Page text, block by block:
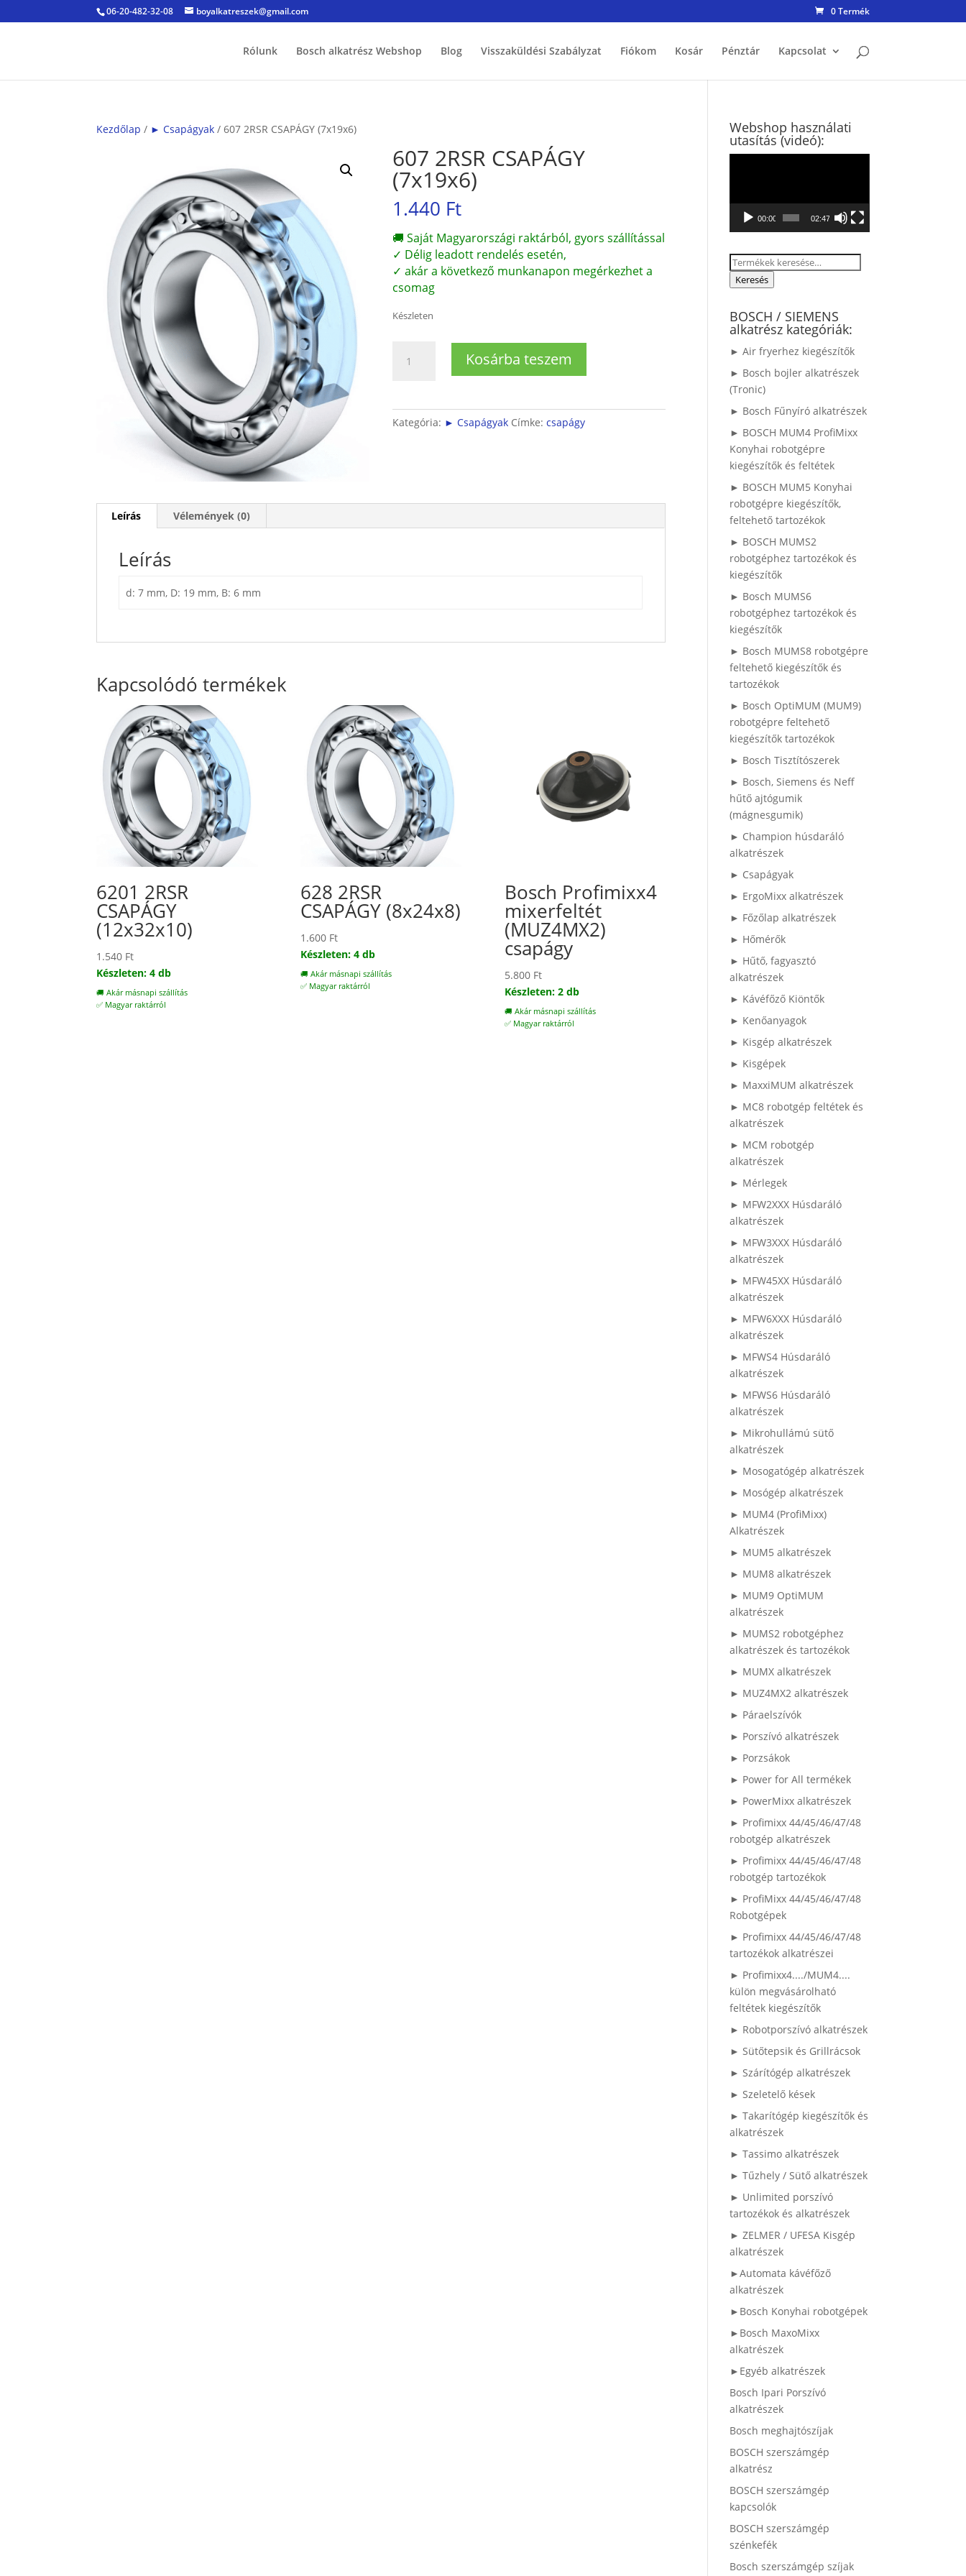
06-20-482-32-08 boyalkatreszek@gmail.com 0 Termék
Rólunk Bosch alkatrész Webshop Blog Visszaküldési Szabályzat Fiókom Kosár Pénztár Kapcsolat
Kezdőlap / ► Csapágyak / 607 2RSR CSAPÁGY (7x19x6)
607 2RSR CSAPÁGY
(7x19x6)
1.440 Ft
🚚 Saját Magyarországi raktárból, gyors szállítással
✓ Délig leadott rendelés esetén,
✓ akár a következő munkanapon megérkezhet a
csomag
Készleten
2RSR
mennyiség
Kosárba teszem
Kategória: ► Csapágyak Címke:csapágy
Leírás Vélemények (0)
Leírás
d: 7 mm, D: 19 mm, B: 6 mm
Kapcsolódó termékek
6201 2RSR
CSAPÁGY
(12x32x10)
1.540 Ft
Készleten: 4 db
🚚 Akár másnapi szállítás
✅ Magyar raktárról
628 2RSR
CSAPÁGY (8x24x8)
1.600 Ft
Készleten: 4 db
🚚 Akár másnapi szállítás
✅ Magyar raktárról
Bosch Profimixx4
mixerfeltét
(MUZ4MX2)
csapágy
5.800 Ft
Készleten: 2 db
🚚 Akár másnapi szállítás
✅ Magyar raktárról
Webshop használati
utasítás (videó):
00:00 02:47
Keresés
Keresés
BOSCH / SIEMENS
alkatrész kategóriák:
► Air fryerhez kiegészítők
► Bosch bojler alkatrészek
(Tronic)
► Bosch Fűnyíró alkatrészek
► BOSCH MUM4 ProfiMixx
Konyhai robotgépre
kiegészítők és feltétek
► BOSCH MUM5 Konyhai
robotgépre kiegészítők,
feltehető tartozékok
► BOSCH MUMS2
robotgéphez tartozékok és
kiegészítők
► Bosch MUMS6
robotgéphez tartozékok és
kiegészítők
► Bosch MUMS8 robotgépre
feltehető kiegészítők és
tartozékok
► Bosch OptiMUM (MUM9)
robotgépre feltehető
kiegészítők tartozékok
► Bosch Tisztítószerek
► Bosch, Siemens és Neff
hűtő ajtógumik
(mágnesgumik)
► Champion húsdaráló
alkatrészek
► Csapágyak
► ErgoMixx alkatrészek
► Főzőlap alkatrészek
► Hőmérők
► Hűtő, fagyasztó
alkatrészek
► Kávéfőző Kiöntők
► Kenőanyagok
► Kisgép alkatrészek
► Kisgépek
► MaxxiMUM alkatrészek
► MC8 robotgép feltétek és
alkatrészek
► MCM robotgép
alkatrészek
► Mérlegek
► MFW2XXX Húsdaráló
alkatrészek
► MFW3XXX Húsdaráló
alkatrészek
► MFW45XX Húsdaráló
alkatrészek
► MFW6XXX Húsdaráló
alkatrészek
► MFWS4 Húsdaráló
alkatrészek
► MFWS6 Húsdaráló
alkatrészek
► Mikrohullámú sütő
alkatrészek
► Mosogatógép alkatrészek
► Mosógép alkatrészek
► MUM4 (ProfiMixx)
Alkatrészek
► MUM5 alkatrészek
► MUM8 alkatrészek
► MUM9 OptiMUM
alkatrészek
► MUMS2 robotgéphez
alkatrészek és tartozékok
► MUMX alkatrészek
► MUZ4MX2 alkatrészek
► Páraelszívók
► Porszívó alkatrészek
► Porzsákok
► Power for All termékek
► PowerMixx alkatrészek
► Profimixx 44/45/46/47/48
robotgép alkatrészek
► Profimixx 44/45/46/47/48
robotgép tartozékok
► ProfiMixx 44/45/46/47/48
Robotgépek
► Profimixx 44/45/46/47/48
tartozékok alkatrészei
► Profimixx4..../MUM4....
külön megvásárolható
feltétek kiegészítők
► Robotporszívó alkatrészek
► Sütőtepsik és Grillrácsok
► Szárítógép alkatrészek
► Szeletelő kések
► Takarítógép kiegészítők és
alkatrészek
► Tassimo alkatrészek
► Tűzhely / Sütő alkatrészek
► Unlimited porszívó
tartozékok és alkatrészek
► ZELMER / UFESA Kisgép
alkatrészek
►Automata kávéfőző
alkatrészek
►Bosch Konyhai robotgépek
►Bosch MaxoMixx
alkatrészek
►Egyéb alkatrészek
Bosch Ipari Porszívó
alkatrészek
Bosch meghajtószíjak
BOSCH szerszámgép
alkatrész
BOSCH szerszámgép
kapcsolók
BOSCH szerszámgép
szénkefék
Bosch szerszámgép szíjak